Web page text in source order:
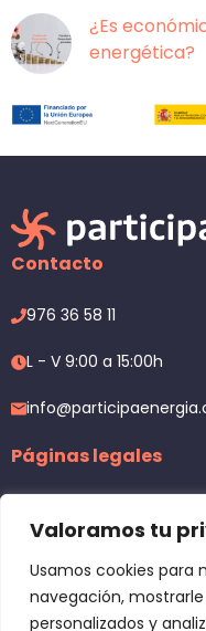
Valoramos tu
Usamos cookies para
navegación,
personalizados y
¿Es
energética?
Contacto
976 36 58 11
L - V 9:00 a 15:00h
Páginas legales
Política de cookies